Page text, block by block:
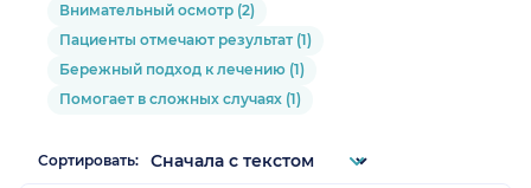
Внимательный осмотр (2)
Пациенты отмечают результат (1)
Бережный подход к лечению (1)
Помогает в сложных случаях (1)
Сортировать: